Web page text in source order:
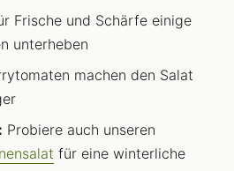
Frische und Schärfe einige
unterheben
machen den Salat
Probiere auch unseren
für eine winterliche